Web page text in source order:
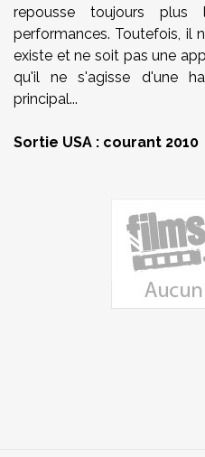
repousse toujours
performances. Toutefois, il
existe et ne soit pas une
qu'il ne s'agisse d'une
principal...
Sortie USA : courant 2010